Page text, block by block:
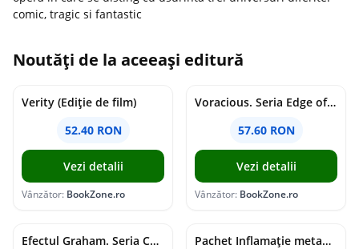
comic, tragic si fantastic
Noutăți de la aceeași editură
Verity (Ediție de film)
52.40 RON
Vezi detalii
Vânzător: BookZone.ro
Voracious. Seria Edge of Darkness Vol.2
57.60 RON
Vezi detalii
Vânzător: BookZone.ro
Efectul Graham. Seria Campus Diaries Vol.1
Pachet Inflamație metabolism și creier